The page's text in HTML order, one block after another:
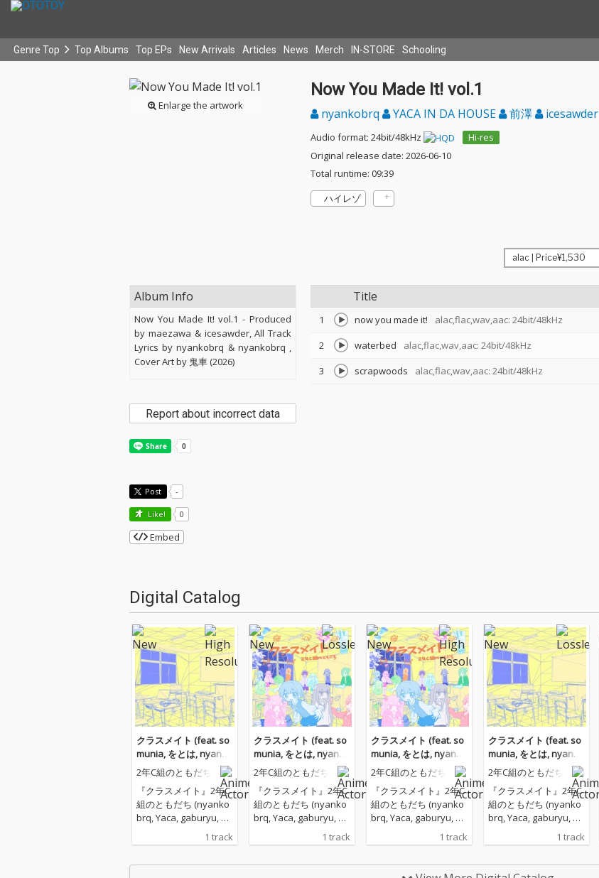
Genre Top Top Albums Top EPs New Arrivals Articles News Merch IN-STORE Schooling
Enlarge the artwork
Now You Made It! vol.1
nyankobrq YACA IN DA HOUSE 前澤 icesawder
Audio format: 24bit/48kHz
Hi-res
Original release date: 2026-06-10
Total runtime: 09:39
ハイレゾ
Title
1 now you made it! alac,flac,wav,aac: 24bit/48kHz
2
waterbed alac,flac,wav,aac: 24bit/48kHz
3
scrapwoods alac,flac,wav,aac: 24bit/48kHz
Album Info
Now You Made It! vol.1 - Produced
by maezawa & icesawder, All Track
Lyrics by nyankobrq & nyankobrq ,
Cover Art by 鬼車 (2026)
Report about incorrect data
Post -
Like! 0
Embed
Digital Catalog
クラスメイト (feat. so
munia, をとは, nyanko
brq, YACA IN DA HOUS
E & gaburyu) [Instrum
ental]
2年C組のともだち
『クラスメイト』2年C
組のともだち (nyanko
brq, Yaca, gaburyu, so
munia, をとは) / 作詞作
曲: 全員 / メインアレン
1 track
クラスメイト (feat. so
munia, をとは, nyanko
brq, YACA IN DA HOUS
E & gaburyu)
2年C組のともだち
『クラスメイト』2年C
組のともだち (nyanko
brq, Yaca, gaburyu, so
munia, をとは) / 作詞作
曲: 全員 / メインアレン
1 track
クラスメイト (feat. so
munia, をとは, nyanko
brq, YACA IN DA HOUS
E & gaburyu)
2年C組のともだち
『クラスメイト』2年C
組のともだち (nyanko
brq, Yaca, gaburyu, so
munia, をとは) / 作詞作
曲: 全員 / メインアレン
u / 共同アレンジ＆アー
1 track
クラスメイト (feat. so
munia, をとは, nyanko
brq, YACA IN DA HOUS
E & gaburyu) [Instrum
ental]
2年C組のともだち
『クラスメイト』2年C
組のともだち (nyanko
brq, Yaca, gaburyu, so
munia, をとは) / 作詞作
曲: 全員 / メインアレン
u / 共同アレンジ＆アー
1 track